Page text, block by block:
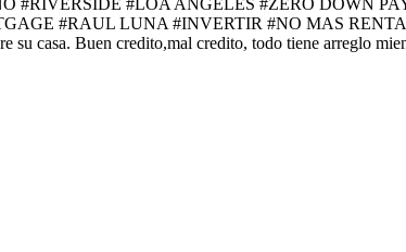
#RAUL LUNA #INVERTIR #NO MAS RENTA
Buen credito,mal credito, todo tiene arreglo